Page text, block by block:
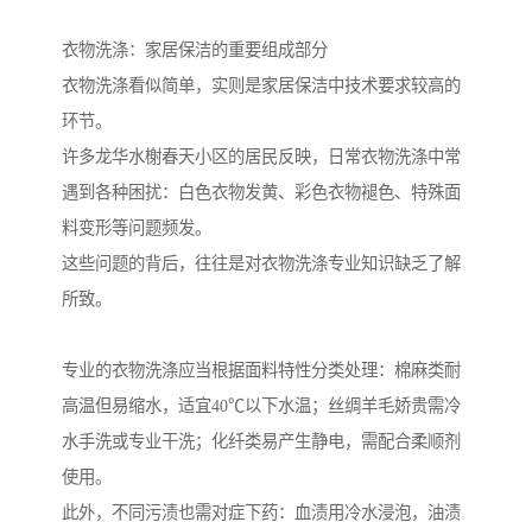
衣物洗涤：家居保洁的重要组成部分
衣物洗涤看似简单，实则是家居保洁中技术要求较高的
环节。
许多龙华水榭春天小区的居民反映，日常衣物洗涤中常
遇到各种困扰：白色衣物发黄、彩色衣物褪色、特殊面
料变形等问题频发。
这些问题的背后，往往是对衣物洗涤专业知识缺乏了解
所致。
专业的衣物洗涤应当根据面料特性分类处理：棉麻类耐
高温但易缩水，适宜40℃以下水温；丝绸羊毛娇贵需冷
水手洗或专业干洗；化纤类易产生静电，需配合柔顺剂
使用。
此外，不同污渍也需对症下药：血渍用冷水浸泡，油渍